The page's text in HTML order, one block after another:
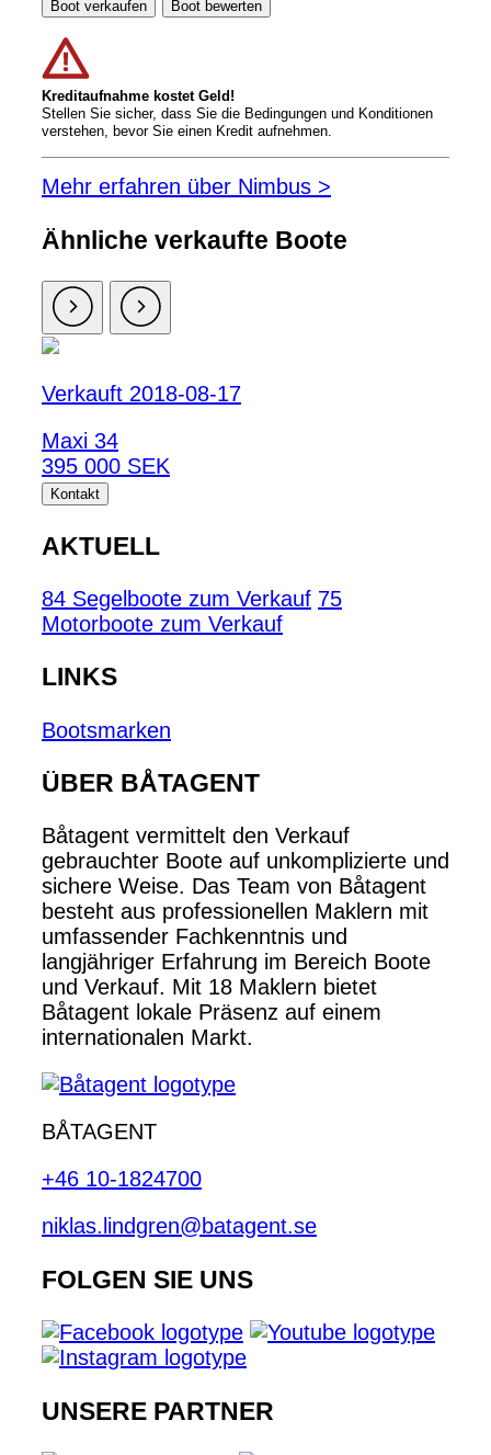
Boot verkaufen Boot bewerten
Kreditaufnahme kostet Geld!
Stellen Sie sicher, dass Sie die Bedingungen und Konditionen
verstehen, bevor Sie einen Kredit aufnehmen.
Mehr erfahren über Nimbus >
Ähnliche verkaufte Boote
Verkauft 2018-08-17
Maxi 34
395 000 SEK
Kontakt
AKTUELL
84 Segelboote zum Verkauf 75
Motorboote zum Verkauf
LINKS
Bootsmarken
ÜBER BÅTAGENT
Båtagent vermittelt den Verkauf
gebrauchter Boote auf unkomplizierte und
sichere Weise. Das Team von Båtagent
besteht aus professionellen Maklern mit
umfassender Fachkenntnis und
langjähriger Erfahrung im Bereich Boote
und Verkauf. Mit 18 Maklern bietet
Båtagent lokale Präsenz auf einem
internationalen Markt.
BÅTAGENT
+46 10-1824700
niklas.lindgren@batagent.se
FOLGEN SIE UNS
UNSERE PARTNER